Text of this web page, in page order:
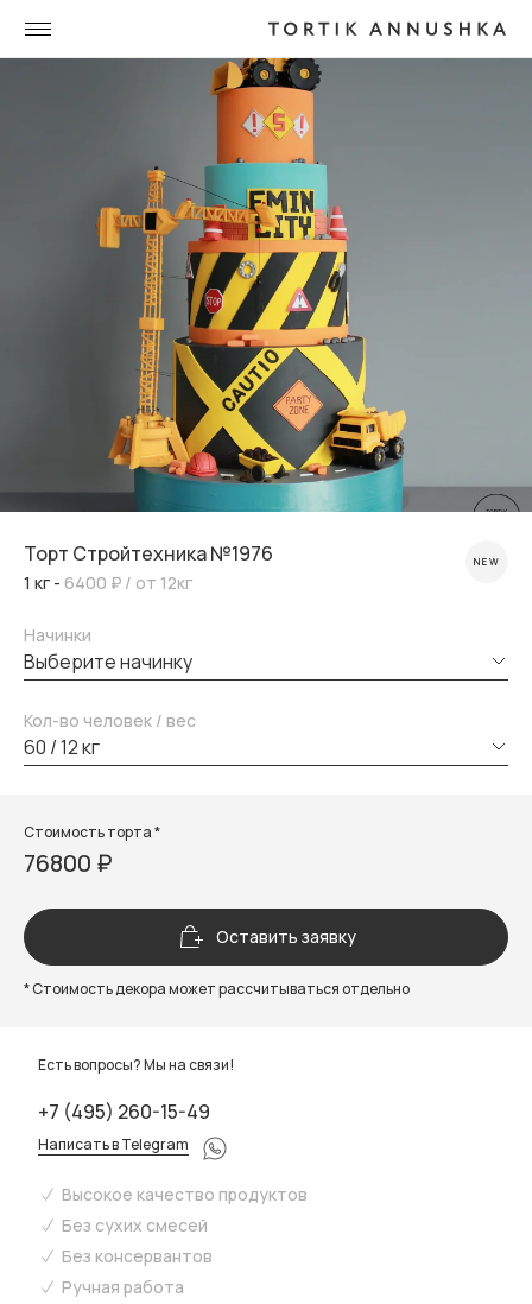
Торт Стройтехника №1976
1 кг - 6400 ₽ / от 12кг
NEW
Начинки
выберите начинку
Кол-во человек / вес
60 / 12 кг
Стоимость торта *
76800 ₽
Оставить заявку
* Стоимость декора может рассчитываться отдельно
Есть вопросы? Мы на связи!
+7 (495) 260-15-49
Написать в Telegram
Высокое качество продуктов
Без сухих смесей
Без консервантов
Ручная работа